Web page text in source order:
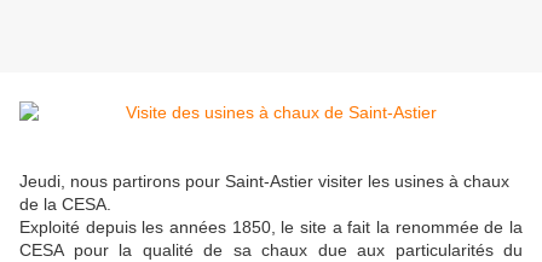
Jeudi, nous partirons pour Saint-Astier visiter les usines à chaux
de la CESA.
Exploité depuis les années 1850, le site a fait la renommée de la
CESA pour la qualité de sa chaux due aux particularités du